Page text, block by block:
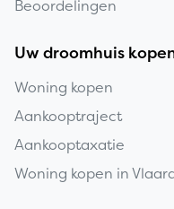
Beoordelingen
Uw droomhuis
Woning kopen
Aankooptraject
Aankooptaxatie
Woning kopen in